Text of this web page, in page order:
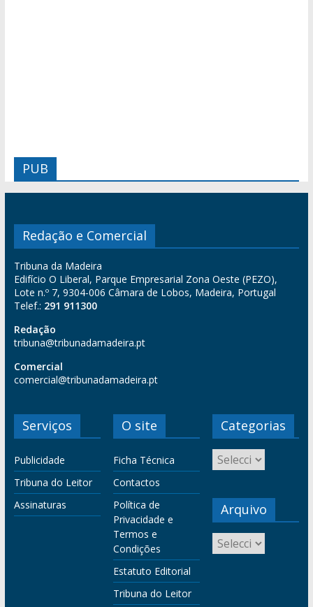
PUB
Redação e Comercial
Tribuna da Madeira
Edifício O Liberal, Parque Empresarial Zona Oeste (PEZO),
Lote n.º 7, 9304-006 Câmara de Lobos, Madeira, Portugal
Telef.: 291 911300
Redação
tribuna@tribunadamadeira.pt
Comercial
comercial@tribunadamadeira.pt
Serviços
Publicidade
Tribuna do Leitor
Assinaturas
O site
Ficha Técnica
Contactos
Política de
Privacidade e
Termos e
Condições
Estatuto Editorial
Tribuna do Leitor
Categorias
Arquivo